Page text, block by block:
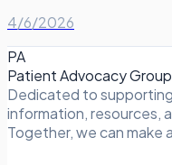
4/6/2026
PA
Patient Advocacy Group
Dedicated to
information, resources,
Together, we can make